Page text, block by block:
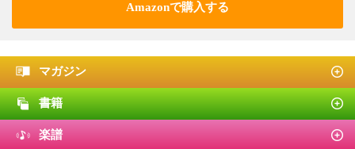
Amazonで購入する
マガジン
書籍
楽譜